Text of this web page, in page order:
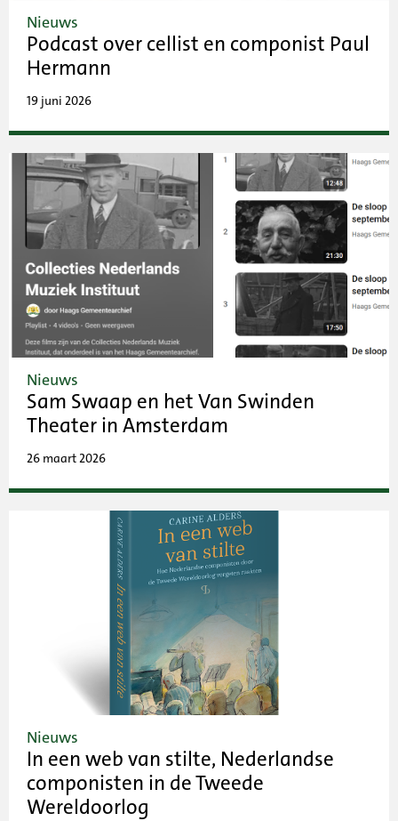
Nieuws
Podcast over cellist en componist Paul
Hermann
19 juni 2026
Nieuws
Sam Swaap en het Van Swinden
Theater in Amsterdam
26 maart 2026
Nieuws
In een web van stilte, Nederlandse
componisten in de Tweede
Wereldoorlog